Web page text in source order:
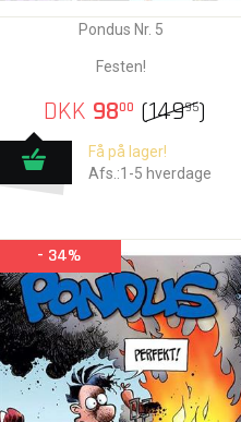
Pondus Nr. 5
Festen!
DKK 9800 (14995)
Få på lager!
Afs.:1-5 hverdage
- 34%